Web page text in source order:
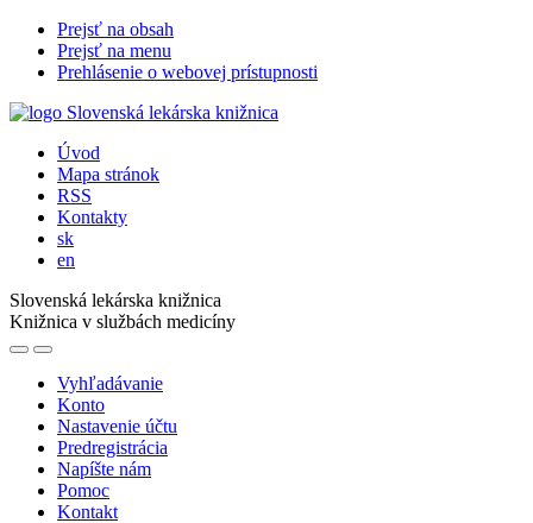
Prejsť na obsah
Prejsť na menu
Prehlásenie o webovej prístupnosti
Úvod
Mapa stránok
RSS
Kontakty
sk
en
Slovenská lekárska knižnica
Knižnica v službách medicíny
Vyhľadávanie
Konto
Nastavenie účtu
Predregistrácia
Napíšte nám
Pomoc
Kontakt